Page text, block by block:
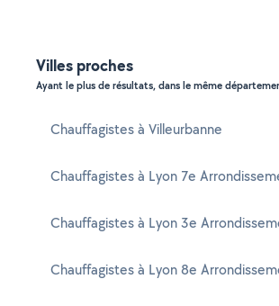
Villes proches
Ayant le plus de résultats, dans le même
Chauffagistes à Villeurbanne
Chauffagistes à Lyon 7e
Chauffagistes à Lyon 3e
Chauffagistes à Lyon 8e